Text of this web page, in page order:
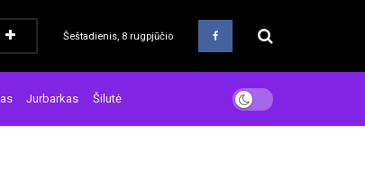
Šeštadienis, 8 rugpjūčio
Jurbarkas Šilutė